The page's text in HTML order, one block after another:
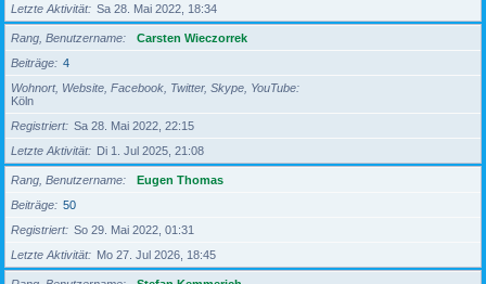
Letzte Aktivität
Sa 28. Mai 2022, 18:34
Rang, Benutzername
Carsten Wieczorrek
Beiträge
4
Wohnort, Website, Facebook, Twitter, Skype, YouTube
Köln
Registriert
Sa 28. Mai 2022, 22:15
Letzte Aktivität
Di 1. Jul 2025, 21:08
Rang, Benutzername
Eugen Thomas
Beiträge
50
Registriert
So 29. Mai 2022, 01:31
Letzte Aktivität
Mo 27. Jul 2026, 18:45